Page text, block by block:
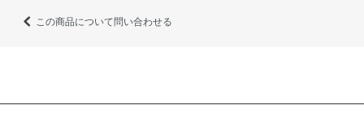
この商品について問い合わせる